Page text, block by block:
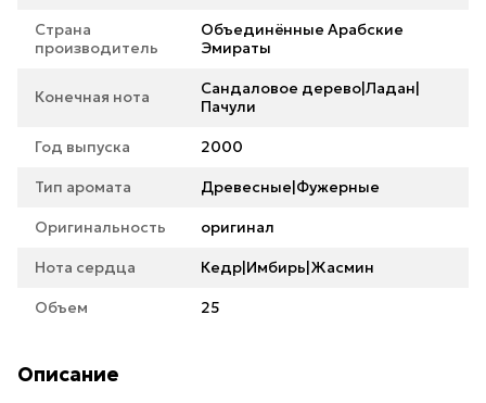
Страна
производитель
Объединённые Арабские
Эмираты
Конечная нота
Сандаловое дерево|Ладан|
Пачули
Год выпуска 2000
Тип аромата Древесные|Фужерные
Оригинальность оригинал
Нота сердца Кедр|Имбирь|Жасмин
Объем 25
Описание